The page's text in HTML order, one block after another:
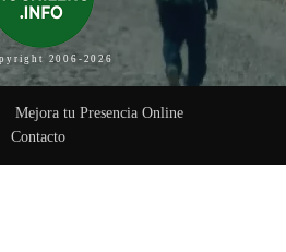
2006-2026
Mejora tu Presencia Online
Contacto